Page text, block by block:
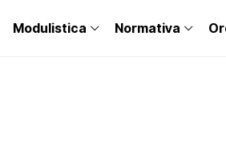
Modulistica Normativa